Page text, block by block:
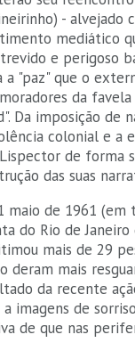
- alvejado
mediático
e perigoso
a "paz" que o
da
Da imposição de
colonial e a
de forma
das suas
maio de 1961
do Rio de Janeiro
mais de 29
deram mais
da recente
imagens de
de que nas